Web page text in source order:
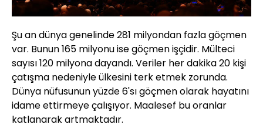
Şu an dünya genelinde 281 milyondan fazla göçmen
var. Bunun 165 milyonu ise göçmen işçidir. Mülteci
sayısı 120 milyona dayandı. Veriler her dakika 20 kişi
çatışma nedeniyle ülkesini terk etmek zorunda.
Dünya nüfusunun yüzde 6'sı göçmen olarak hayatını
idame ettirmeye çalışıyor. Maalesef bu oranlar
katlanarak artmaktadır.